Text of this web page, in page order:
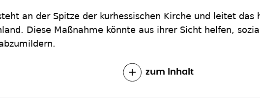
an der Spitze der kurhessischen Kirche und leitet das
Diese Maßnahme könnte aus ihrer Sicht helfen,
zum Inhalt